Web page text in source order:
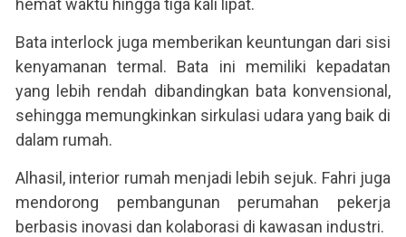
Bata interlock juga memberikan keuntungan dari sisi
kenyamanan termal. Bata ini memiliki kepadatan
yang lebih rendah dibandingkan bata konvensional,
sehingga memungkinkan sirkulasi udara yang baik di
dalam rumah.
Alhasil, interior rumah menjadi lebih sejuk. Fahri juga
mendorong pembangunan perumahan pekerja
berbasis inovasi dan kolaborasi di kawasan industri.